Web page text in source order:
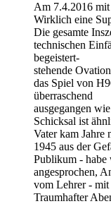
Am 7.4.2016 mit
Wirklich eine
Die gesamte
technischen
begeistert-
stehende
das Spiel von
überraschend
ausgegangen
Schicksal ist
Vater kam Jahre
1945 aus der
Publikum - habe
angesprochen,
vom Lehrer - mit
Traumhafter